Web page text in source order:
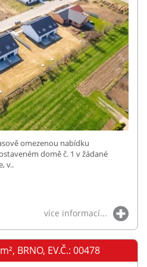
omezenou nabídku
domě č. 1 v žádané
v..
více informací...
m², BRNO, EV.Č.: 00478